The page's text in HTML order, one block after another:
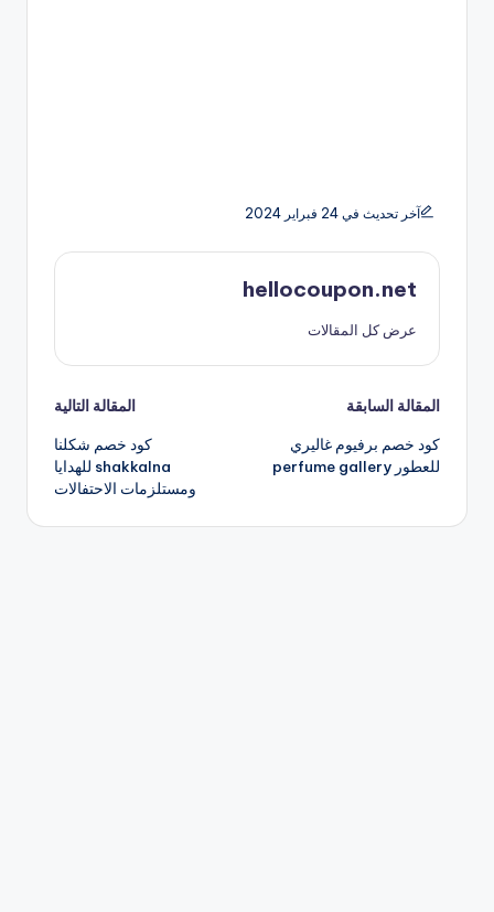
آخر تحديث في 24 فبراير 2024
hellocoupon.net
عرض كل المقالات
تصفّح
المقالات
المقالة السابقة
كود خصم برفيوم غاليري
للعطور perfume gallery
المقالة التالية
كود خصم شكلنا
shakkalna للهدايا
ومستلزمات الاحتفالات